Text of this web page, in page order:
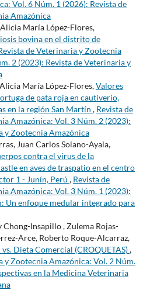
Vol. 6 Núm. 1 (2026): Revista de
Amazónica
María López-Flores,
bovina en el distrito de
de Veterinaria y Zootecnia
2 (2023): Revista de Veterinaria y
María López-Flores,Valores
de pata roja en cautiverio,
en la región San Martín , Revista de
Amazónica: Vol. 3 Núm. 2 (2023):
y Zootecnia Amazónica
Juan Carlos Solano-Ayala,
contra el virus de la
en aves de traspatio en el centro
1 - Junín, Perú , Revista de
Amazónica: Vol. 3 Núm. 1 (2023):
Un enfoque medular integrado para
Chong-Insapillo , Zulema Rojas-
Arce, Roberto Roque-Alcarraz,
Dieta Comercial (CROQUETAS),
y Zootecnia Amazónica: Vol. 2 Núm.
en la Medicina Veterinaria